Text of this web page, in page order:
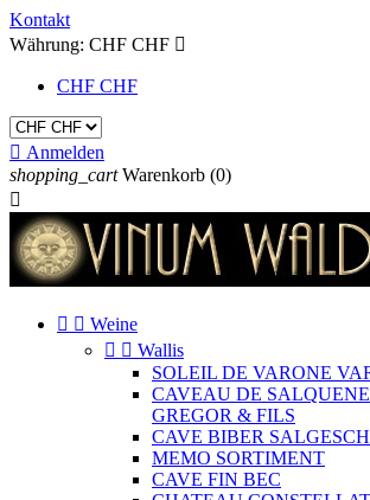
Kontakt
Währung: CHF CHF 
CHF CHF
 Anmelden
shopping_cart Warenkorb (0)

  Weine
  Wallis
SOLEIL DE VARONE
CAVEAU DE
GREGOR & FILS
CAVE BIBER SALGESCH
MEMO SORTIMENT
CAVE FIN BEC